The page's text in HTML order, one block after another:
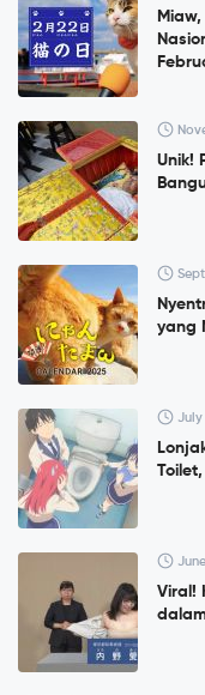
Unik!
yang
July
Viral!